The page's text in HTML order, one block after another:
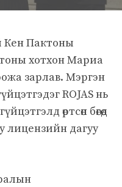
Кен Пактоны
хотхон Мариа
зарлав. Мэргэн
ROJAS нь
өртсөн бөгөөд
лицензийн дагуу